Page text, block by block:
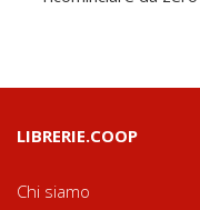
LIBRERIE.COOP
Chi siamo